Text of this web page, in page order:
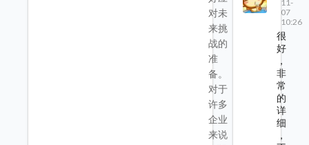
对未
来挑
战的
准
备。
对于
许多
企业
来说
11-
07
10:26
很
好
，
非
常
的
详
细
，